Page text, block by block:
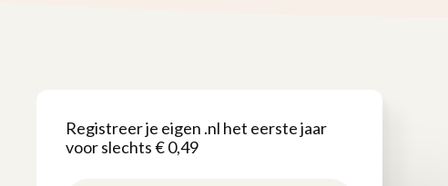
Registreer je eigen .nl het eerste jaar
voor slechts € 0,49